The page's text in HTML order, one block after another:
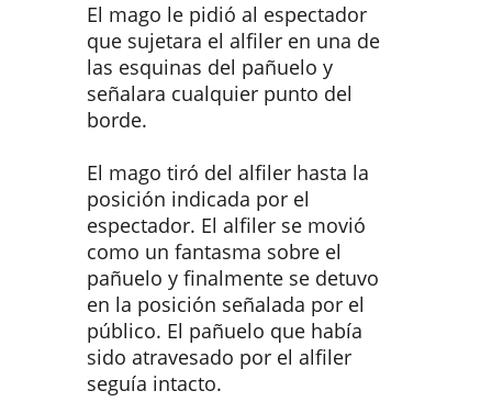
El mago le pidió al espectador
que sujetara el alfiler en una de
las esquinas del pañuelo y
señalara cualquier punto del
borde.
El mago tiró del alfiler hasta la
posición indicada por el
espectador. El alfiler se movió
como un fantasma sobre el
pañuelo y finalmente se detuvo
en la posición señalada por el
público. El pañuelo que había
sido atravesado por el alfiler
seguía intacto.